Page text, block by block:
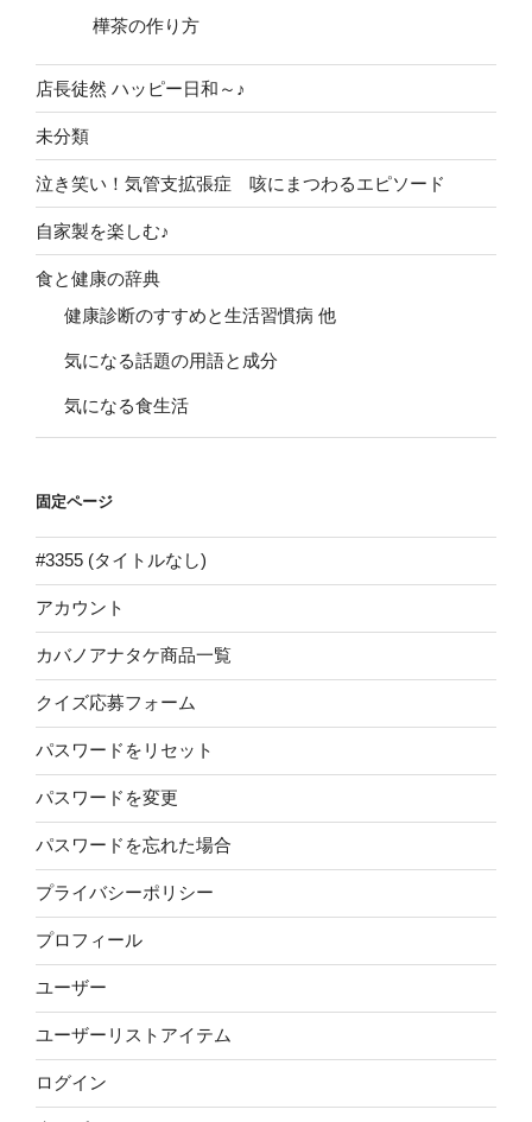
樺茶の作り方
店長徒然 ハッピー日和～♪
未分類
泣き笑い！気管支拡張症 咳にまつわるエピソード
自家製を楽しむ♪
食と健康の辞典
健康診断のすすめと生活習慣病 他
気になる話題の用語と成分
気になる食生活
固定ページ
#3355 (タイトルなし)
アカウント
カバノアナタケ商品一覧
クイズ応募フォーム
パスワードをリセット
パスワードを変更
パスワードを忘れた場合
プライバシーポリシー
プロフィール
ユーザー
ユーザーリストアイテム
ログイン